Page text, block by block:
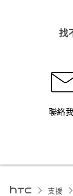
找
聯絡
支援